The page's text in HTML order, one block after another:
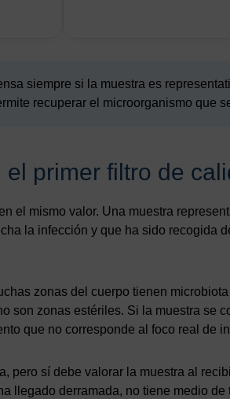
siempre si la muestra es
recuperar el microorganismo que
primer filtro de
el mismo valor. Una muestra
la infección y que ha sido recogida
zonas del cuerpo tienen
son zonas estériles. Si la muestra se
que no corresponde al foco real de
pero sí debe valorar la muestra al
llegado derramada, no tiene medio de